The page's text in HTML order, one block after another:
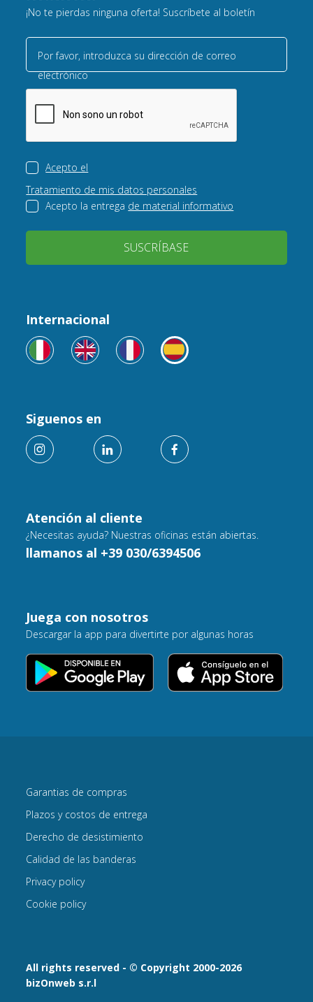
¡No te pierdas ninguna oferta! Suscríbete al boletín
Por favor, introduzca su dirección de correo
electrónico
Acepto el
Tratamiento de mis datos personales
Acepto la entrega de material informativo
SUSCRÍBASE
Atención al cliente
¿Necesitas ayuda? Nuestras oficinas están abiertas.
llamanos al +39 030/6394506
Internacional
Siguenos en
Juega con nosotros
Descargar la app para divertirte por algunas horas
All rights reserved - © Copyright 2000-2026
bizOnweb s.r.l
Garantias de compras
Plazos y costos de entrega
Derecho de desistimiento
Calidad de las banderas
Privacy policy
Cookie policy